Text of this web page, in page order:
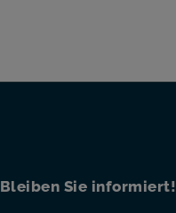
Bleiben Sie informiert!